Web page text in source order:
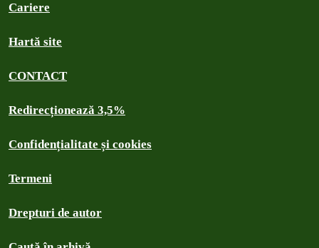
Cariere
Hartă site
CONTACT
Redirecționează 3,5%
Confidențialitate și cookies
Termeni
Drepturi de autor